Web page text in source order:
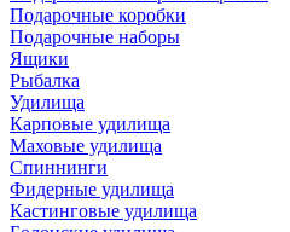
Подарочные коробки
Подарочные наборы
Ящики
Рыбалка
Удилища
Карповые удилища
Маховые удилища
Спиннинги
Фидерные удилища
Кастинговые удилища